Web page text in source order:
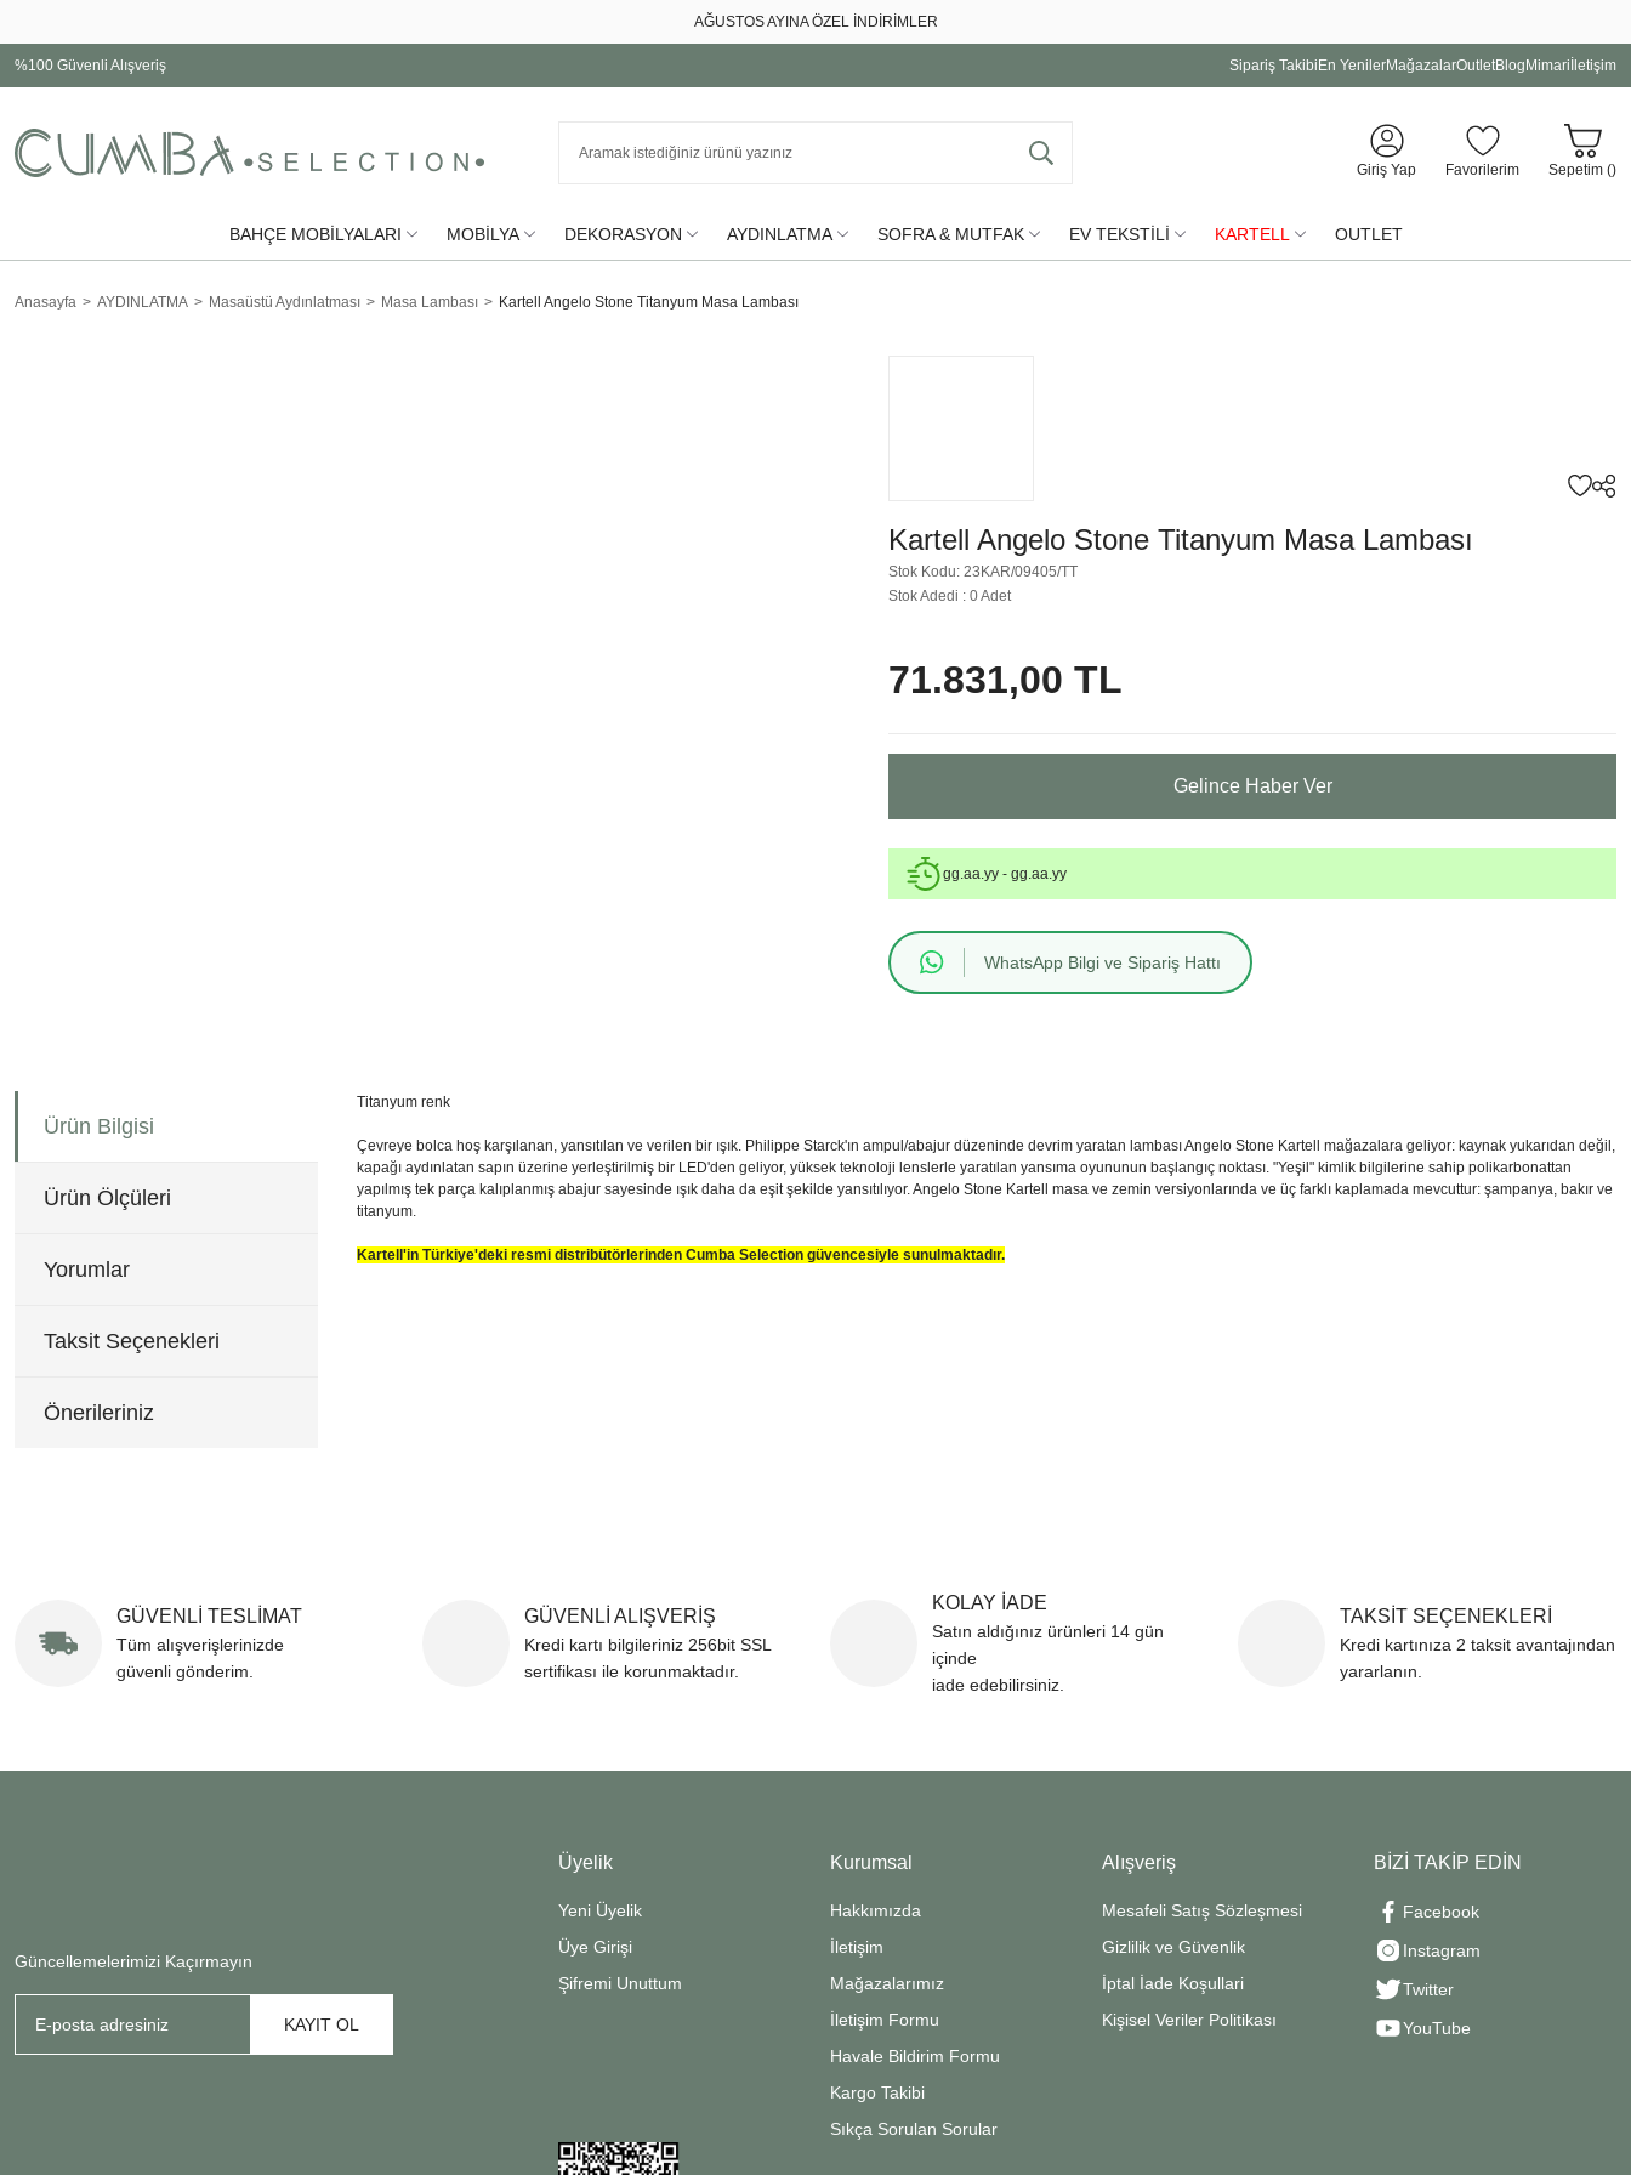
AĞUSTOS AYINA ÖZEL İNDİRİMLER
%100 Güvenli Alışveriş Sipariş Takibi En YenilerMağazalarOutletBlog Mimari İletişim
Giriş Yap Favorilerim Sepetim ()
BAHÇE MOBİLYALARI MOBİLYA DEKORASYON AYDINLATMA SOFRA & MUTFAK EV TEKSTİLİ KARTELL OUTLET
Anasayfa AYDINLATMA Masaüstü Aydınlatması Masa Lambası Kartell Angelo Stone Titanyum Masa Lambası
Kartell Angelo Stone Titanyum Masa Lambası
Stok Kodu: 23KAR/09405/TT
Stok Adedi : 0 Adet
71.831,00 TL
Gelince Haber Ver
gg.aa.yy - gg.aa.yy
WhatsApp Bilgi ve Sipariş Hattı
Ürün Bilgisi
Ürün Ölçüleri
Yorumlar
Taksit Seçenekleri
Önerileriniz
Titanyum renk
Çevreye bolca hoş karşılanan, yansıtılan ve verilen bir ışık. Philippe Starck'ın ampul/abajur düzeninde devrim yaratan lambası Angelo Stone Kartell mağazalara geliyor: kaynak yukarıdan değil,
kapağı aydınlatan sapın üzerine yerleştirilmiş bir LED'den geliyor, yüksek teknoloji lenslerle yaratılan yansıma oyununun başlangıç ​​noktası. "Yeşil" kimlik bilgilerine sahip polikarbonattan
yapılmış tek parça kalıplanmış abajur sayesinde ışık daha da eşit şekilde yansıtılıyor. Angelo Stone Kartell masa ve zemin versiyonlarında ve üç farklı kaplamada mevcuttur: şampanya, bakır ve
titanyum.
Kartell'in Türkiye'deki resmi distribütörlerinden Cumba Selection güvencesiyle sunulmaktadır.
Gönder
GÜVENLİ TESLİMAT
Tüm alışverişlerinizde
güvenli gönderim.
GÜVENLİ ALIŞVERİŞ
Kredi kartı bilgileriniz 256bit SSL
sertifikası ile korunmaktadır.
KOLAY İADE
Satın aldığınız ürünleri 14 gün
içinde
iade edebilirsiniz.
TAKSİT SEÇENEKLERİ
Kredi kartınıza 2 taksit avantajından
yararlanın.
Güncellemelerimizi Kaçırmayın
KAYIT OL
Üyelik
Yeni Üyelik
Üye Girişi
Şifremi Unuttum
Kurumsal
Hakkımızda
İletişim
Mağazalarımız
İletişim Formu
Havale Bildirim Formu
Kargo Takibi
Sıkça Sorulan Sorular
Alışveriş
Mesafeli Satış Sözleşmesi
Gizlilik ve Güvenlik
İptal İade Koşullari
Kişisel Veriler Politikası
BİZİ TAKİP EDİN
Facebook
Instagram
Twitter
YouTube